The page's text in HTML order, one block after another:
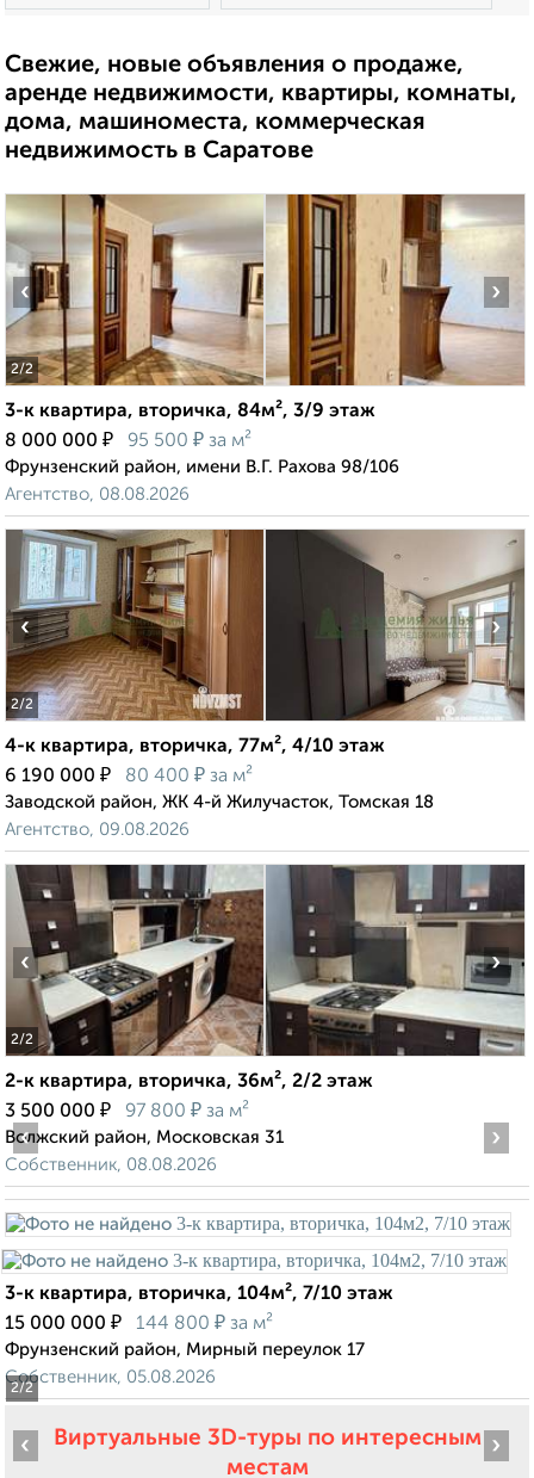
Свежие, новые объявления о продаже,
аренде недвижимости, квартиры, комнаты,
дома, машиноместа, коммерческая
недвижимость в Саратове
2/2
‹ ›
3-к квартира, вторичка, 84м², 3/9 этаж
8 000 000 ₽ 95 500 ₽ за м²
Фрунзенский район, имени В.Г. Рахова 98/106
Агентство, 08.08.2026
2/2
‹ ›
4-к квартира, вторичка, 77м², 4/10 этаж
6 190 000 ₽ 80 400 ₽ за м²
Заводской район, ЖК 4-й Жилучасток, Томская 18
Агентство, 09.08.2026
2/2
‹ ›
2-к квартира, вторичка, 36м², 2/2 этаж
3 500 000 ₽ 97 800 ₽ за м²
Волжский район, Московская 31
Собственник, 08.08.2026
2/2
‹ ›
3-к квартира, вторичка, 104м², 7/10 этаж
15 000 000 ₽ 144 800 ₽ за м²
Фрунзенский район, Мирный переулок 17
Собственник, 05.08.2026
Виртуальные 3D-туры по интересным
местам
‹ ›